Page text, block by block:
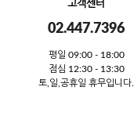
고객센터
02.447.7396
평일 09:00 - 18:00
점심 12:30 - 13:30
토,일,공휴일 휴무입니다.